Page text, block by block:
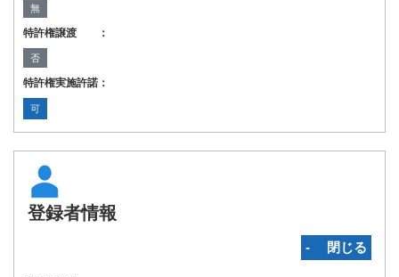
無
特許権譲渡 ：
否
特許権実施許諾：
可
登録者情報
‐ 閉じる